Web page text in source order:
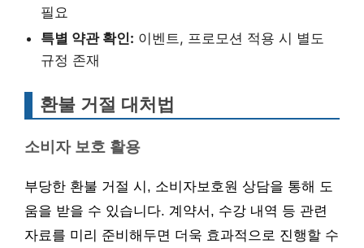
필요
특별 약관 확인: 이벤트, 프로모션 적용 시 별도
규정 존재
환불 거절 대처법
소비자 보호 활용
부당한 환불 거절 시, 소비자보호원 상담을 통해 도
움을 받을 수 있습니다. 계약서, 수강 내역 등 관련
자료를 미리 준비해두면 더욱 효과적으로 진행할 수